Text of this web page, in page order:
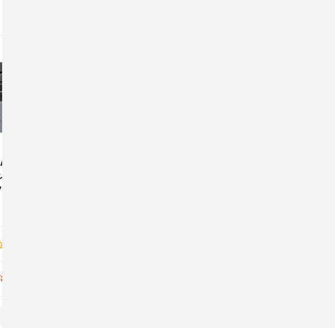
サムライ)
スタイル ウ
ック